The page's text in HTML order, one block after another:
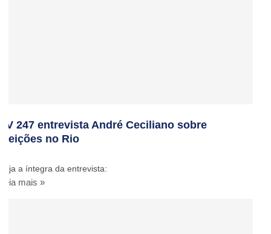
TV 247 entrevista André Ceciliano sobre
eleições no Rio
Veja a íntegra da entrevista:
Leia mais »